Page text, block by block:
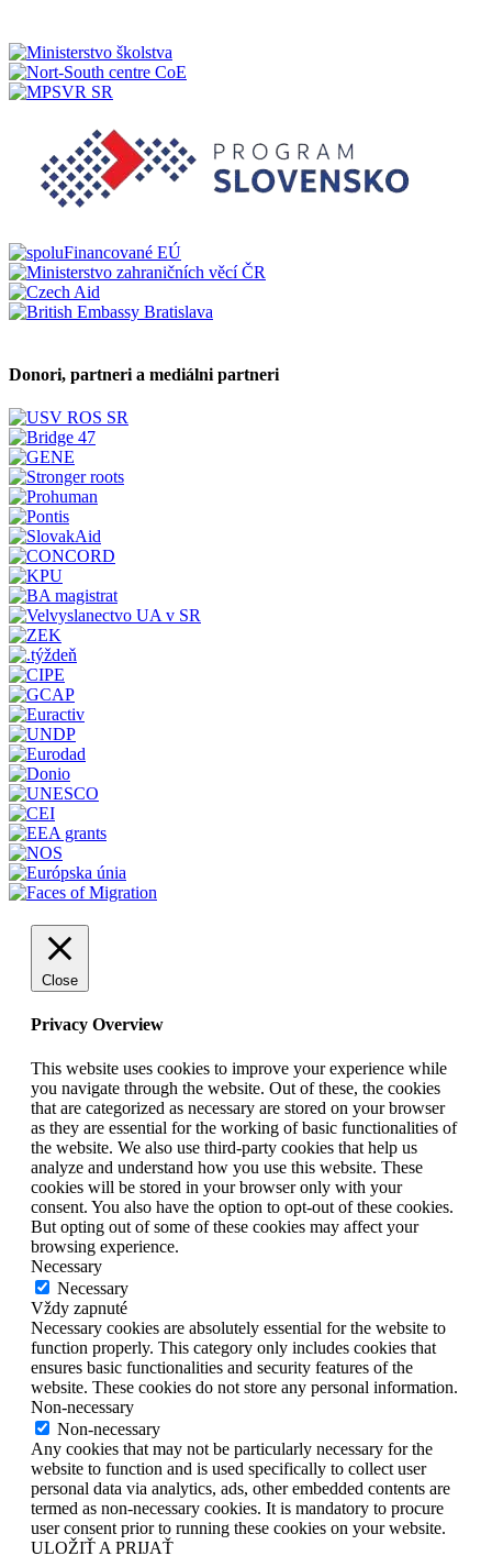
Donori, partneri a mediálni partneri
Close
Privacy Overview
This website uses cookies to improve your experience while
you navigate through the website. Out of these, the cookies
that are categorized as necessary are stored on your browser
as they are essential for the working of basic functionalities of
the website. We also use third-party cookies that help us
analyze and understand how you use this website. These
cookies will be stored in your browser only with your
consent. You also have the option to opt-out of these cookies.
But opting out of some of these cookies may affect your
browsing experience.
Necessary
Necessary
Vždy zapnuté
Necessary cookies are absolutely essential for the website to
function properly. This category only includes cookies that
ensures basic functionalities and security features of the
website. These cookies do not store any personal information.
Non-necessary
Non-necessary
Any cookies that may not be particularly necessary for the
website to function and is used specifically to collect user
personal data via analytics, ads, other embedded contents are
termed as non-necessary cookies. It is mandatory to procure
user consent prior to running these cookies on your website.
ULOŽIŤ A PRIJAŤ